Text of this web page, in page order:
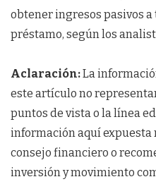
obtener ingresos pasivos
préstamo, según los
Aclaración:La
este artículo no
puntos de vista o la línea
información aquí expuesta
consejo financiero o
inversión y movimiento